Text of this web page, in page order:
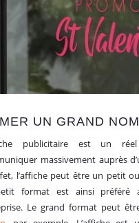
UN GRAND
publicitaire est un
massivement auprès
l’affiche peut être un petit
format est ainsi préféré
Le grand format peut